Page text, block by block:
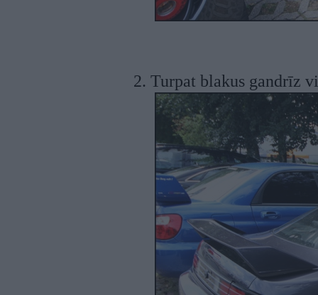
2. Turpat blakus gandrīz